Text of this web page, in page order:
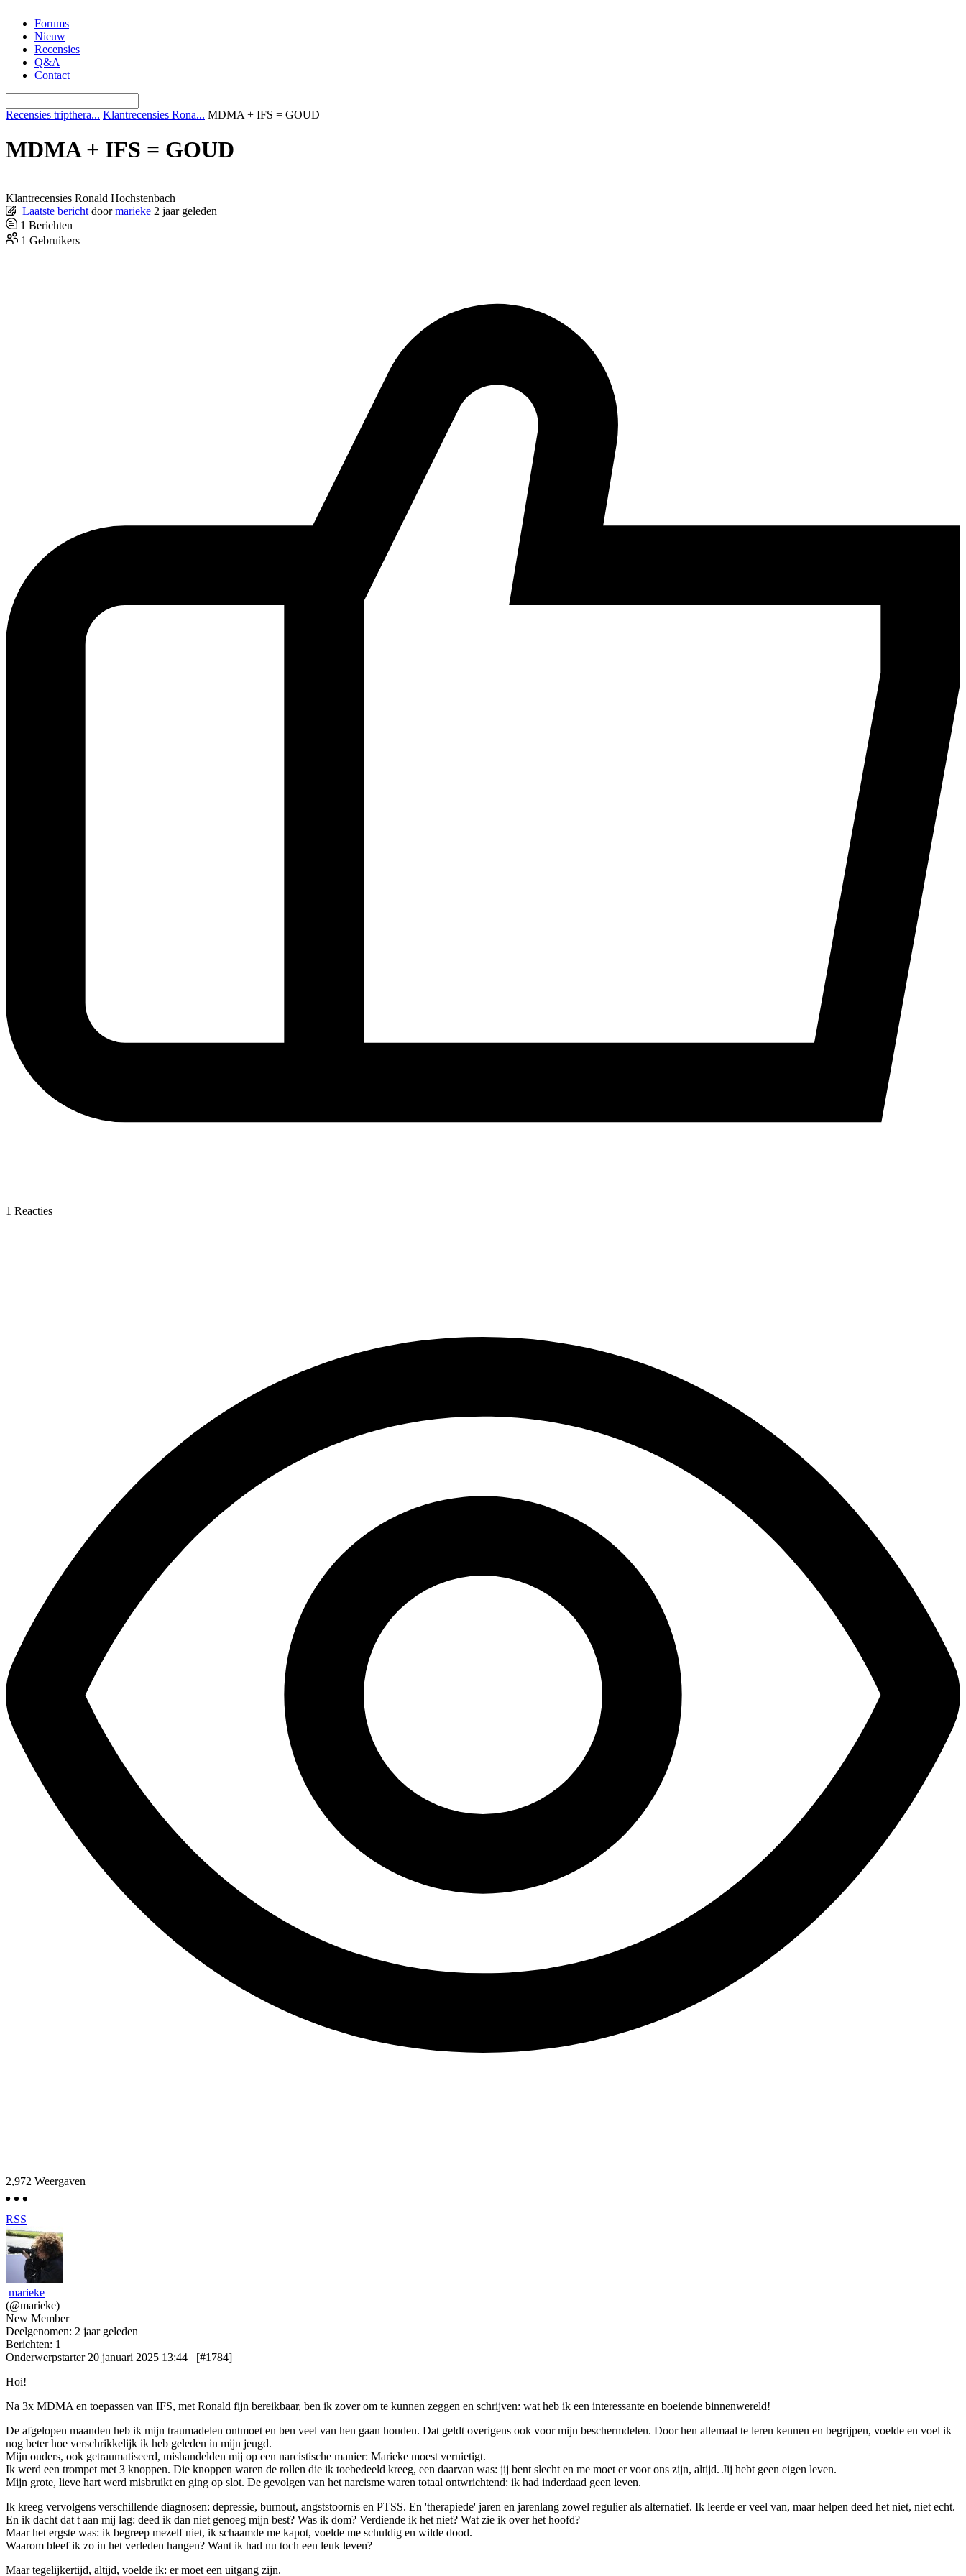
naar
inhoud
Forums
Nieuw
Recensies
Q&A
Contact
Recensies tripthera... Klantrecensies Rona... MDMA + IFS = GOUD
MDMA + IFS = GOUD
Klantrecensies Ronald Hochstenbach
Laatste bericht door marieke 2 jaar geleden
1 Berichten
1 Gebruikers
1 Reacties
2,972 Weergaven
RSS
marieke
(@marieke)
New Member
Deelgenomen: 2 jaar geleden
Berichten: 1
Onderwerpstarter 20 januari 2025 13:44
[#1784]
Hoi!
Na 3x MDMA en toepassen van IFS, met Ronald fijn bereikbaar, ben ik zover om te kunnen zeggen en schrijven: wat heb ik een interessante en boeiende binnenwereld!
De afgelopen maanden heb ik mijn traumadelen ontmoet en ben veel van hen gaan houden. Dat geldt overigens ook voor mijn beschermdelen. Door hen allemaal te leren kennen en begrijpen, voelde en voel ik
nog beter hoe verschrikkelijk ik heb geleden in mijn jeugd.
Mijn ouders, ook getraumatiseerd, mishandelden mij op een narcistische manier: Marieke moest vernietigt.
Ik werd een trompet met 3 knoppen. Die knoppen waren de rollen die ik toebedeeld kreeg, een daarvan was: jij bent slecht en me moet er voor ons zijn, altijd. Jij hebt geen eigen leven.
Mijn grote, lieve hart werd misbruikt en ging op slot. De gevolgen van het narcisme waren totaal ontwrichtend: ik had inderdaad geen leven.
Ik kreeg vervolgens verschillende diagnosen: depressie, burnout, angststoornis en PTSS. En 'therapiede' jaren en jarenlang zowel regulier als alternatief. Ik leerde er veel van, maar helpen deed het niet, niet echt.
En ik dacht dat t aan mij lag: deed ik dan niet genoeg mijn best? Was ik dom? Verdiende ik het niet? Wat zie ik over het hoofd?
Maar het ergste was: ik begreep mezelf niet, ik schaamde me kapot, voelde me schuldig en wilde dood.
Waarom bleef ik zo in het verleden hangen? Want ik had nu toch een leuk leven?
Maar tegelijkertijd, altijd, voelde ik: er moet een uitgang zijn.